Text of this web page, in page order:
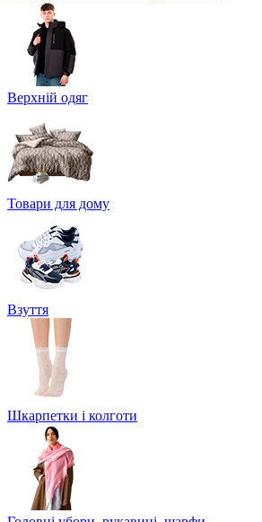
Верхній одяг
Товари для дому
Взуття
Шкарпетки і колготи